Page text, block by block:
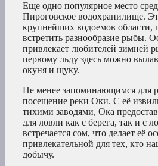
Еще одно популярное место
Пироговское водохранилище.
крупнейших водоемов области,
встретить разнообразие рыбы.
привлекает любителей зимней
первому льду здесь можно
окуня и щуку.
Не менее запоминающимся для
посещение реки Оки. С её
тихими заводями, Ока
для ловли как с берега, так и с
встречается сом, что делает её
привлекательной для тех, кто
добычу.